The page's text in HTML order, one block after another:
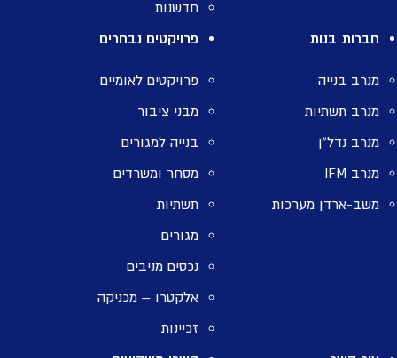
חדשנות
חברות בנות
מנרב בנייה
מנרב תשתיות
מנרב נדל”ן
מנרב IFM
משב-ארדן מערכות
פרויקטים נבחרים
פרויקטים לאומיים
מבני ציבור
בנייה למגורים
מסחר ומשרדים
תשתיות
מגורים
נכסים מניבים
אלקטרו – מכניקה
זכיינות